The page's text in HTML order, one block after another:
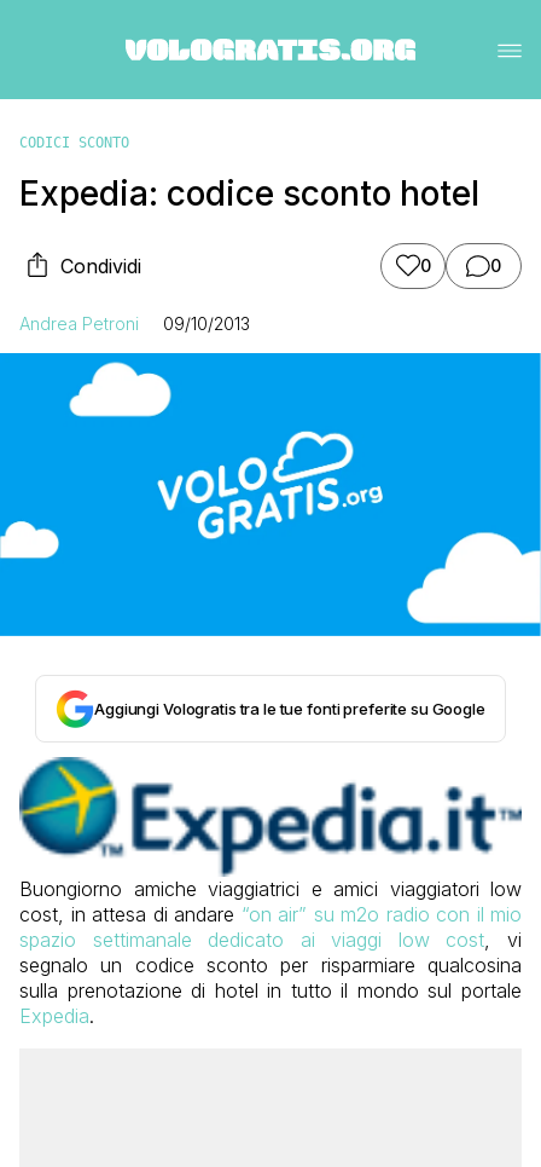
CODICI SCONTO
Expedia: codice sconto hotel
Condividi 0 0
Andrea Petroni 09/10/2013
Aggiungi Vologratis tra le tue fonti preferite su Google
Buongiorno amiche viaggiatrici e amici viaggiatori low
cost, in attesa di andare “on air” su m2o radio con il mio
spazio settimanale dedicato ai viaggi low cost, vi
segnalo un codice sconto per risparmiare qualcosina
sulla prenotazione di hotel in tutto il mondo sul portale
Expedia.